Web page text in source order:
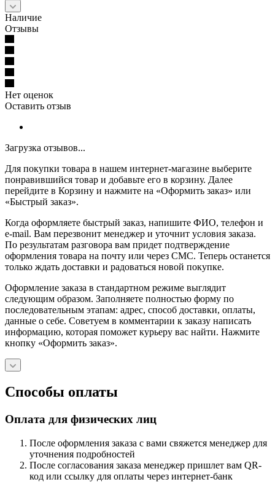
Наличие
Отзывы
Нет оценок
Оставить отзыв
Загрузка отзывов...
Для покупки товара в нашем интернет-магазине выберите
понравившийся товар и добавьте его в корзину. Далее
перейдите в Корзину и нажмите на «Оформить заказ» или
«Быстрый заказ».
Когда оформляете быстрый заказ, напишите ФИО, телефон и
e-mail. Вам перезвонит менеджер и уточнит условия заказа.
По результатам разговора вам придет подтверждение
оформления товара на почту или через СМС. Теперь останется
только ждать доставки и радоваться новой покупке.
Оформление заказа в стандартном режиме выглядит
следующим образом. Заполняете полностью форму по
последовательным этапам: адрес, способ доставки, оплаты,
данные о себе. Советуем в комментарии к заказу написать
информацию, которая поможет курьеру вас найти. Нажмите
кнопку «Оформить заказ».
Способы оплаты
Оплата для физических лиц
После оформления заказа с вами свяжется менеджер для
уточнения подробностей
После согласования заказа менеджер пришлет вам QR-
код или ссылку для оплаты через интернет-банк